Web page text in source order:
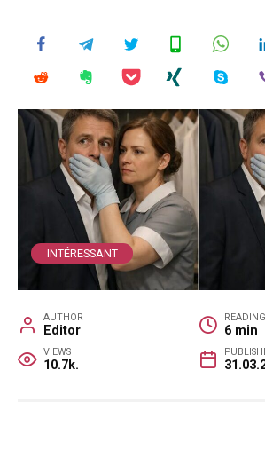
INTÉRESSANT
AUTHOR
Editor
READING
6 min
VIEWS
10.7k.